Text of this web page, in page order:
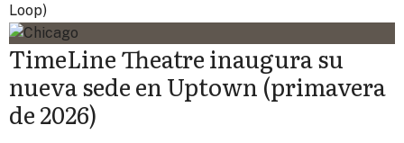
Loop)
TimeLine Theatre inaugura su
nueva sede en Uptown (primavera
de 2026)